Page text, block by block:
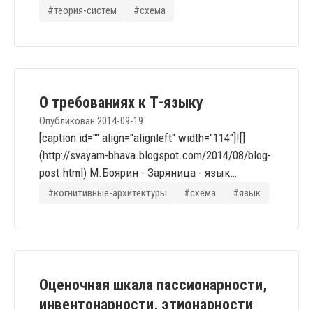
Достаточно Общей Теории Управления и КОБ;
Будущего" данная в работе Никитина,
Когнитивная схема в рамках ТТС/ТК,
состоящая из теории базисов, понятия
Предельного...
#теория-систем #схема
О требованиях к Т-языку
Опубликован:2014-09-19
[caption id="" align="alignleft" width="114"]![]
(http://svayam-bhava.blogspot.com/2014/08/blog-
post.html) М.Боярин - Заряница - язык
просветов[/caption] Разработки Михаила
меньшей мере, привлекательны эстетикой и
конструктивным изысканиям в этом плане
дисциплинированно, т.е. в...
#когнитивные-архитектуры #схема #язык
Оценочная шкала пассионарности,
инвентонарности, этионарности